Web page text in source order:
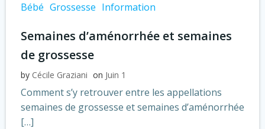
Bébé Grossesse Information
Semaines d’aménorrhée et semaines
de grossesse
by Cécile Graziani on Juin 1
Comment s’y retrouver entre les appellations
semaines de grossesse et semaines d’aménorrhée
[…]